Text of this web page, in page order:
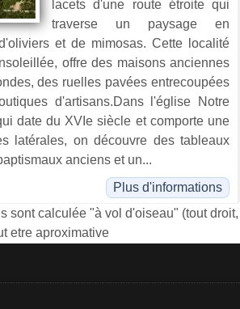
lacets d'une route étroite qui
traverse un paysage en
et de mimosas. Cette localité
offre des maisons anciennes
des ruelles pavées entrecoupées
d'artisans.Dans l'église Notre
date du XVIe siècle et comporte une
latérales, on découvre des tableaux
anciens et un...
Plus d'informations
sont calculée "à vol d'oiseau" (tout droit,
etre aproximative